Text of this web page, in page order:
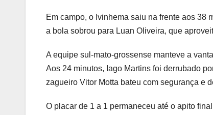
Em campo, o Ivinhema saiu na frente aos 38
a bola sobrou para Luan Oliveira, que
A equipe sul-mato-grossense manteve a
Aos 24 minutos, Iago Martins foi derrubado
zagueiro Vitor Motta bateu com segurança e
O placar de 1 a 1 permaneceu até o apito